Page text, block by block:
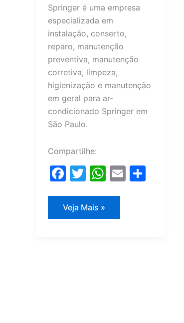
Springer é uma empresa
especializada em
instalação, conserto,
reparo, manutenção
preventiva, manutenção
corretiva, limpeza,
higienização e manutenção
em geral para ar-
condicionado Springer em
São Paulo.
Compartilhe:
F
c
e
T
itt
er
W
s
E
Assistência
Técnica
Veja Mais »